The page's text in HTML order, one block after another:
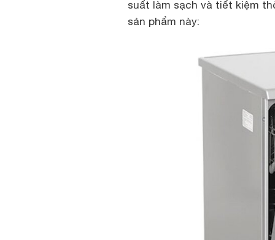
suất làm sạch và tiết kiệm
sản phẩm này: